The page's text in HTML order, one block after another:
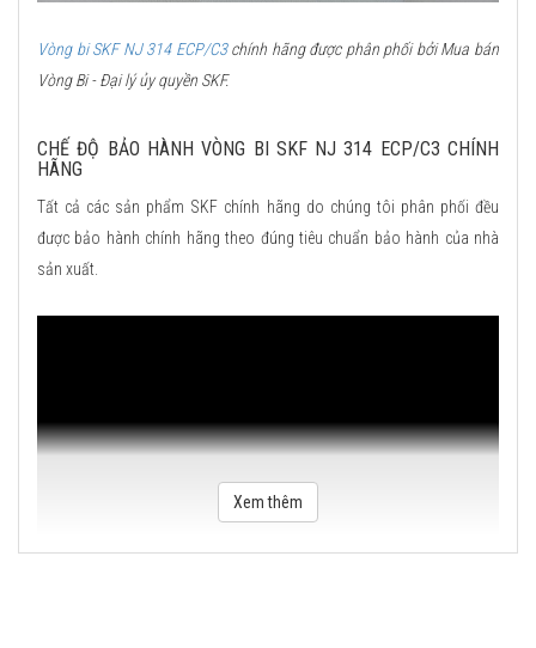
Vòng bi SKF NJ 314 ECP/C3chính hãng được phân phối bởi Mua bán
Vòng Bi - Đại lý ủy quyền SKF.
CHẾ ĐỘ BẢO HÀNH VÒNG BI SKF NJ 314 ECP/C3 CHÍNH
HÃNG
Tất cả các sản phẩm SKF chính hãng do chúng tôi phân phối đều
được bảo hành chính hãng theo đúng tiêu chuẩn bảo hành của nhà
sản xuất.
Xem thêm